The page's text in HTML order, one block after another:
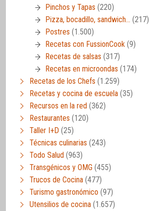
Pinchos y Tapas (220)
Pizza, bocadillo, sandwich… (217)
Postres (1.500)
Recetas con FussionCook (9)
Recetas de salsas (317)
Recetas en microondas (174)
Recetas de los Chefs (1.259)
Recetas y cocina de escuela (35)
Recursos en la red (362)
Restaurantes (120)
Taller I+D (25)
Técnicas culinarias (243)
Todo Salud (963)
Transgénicos y OMG (455)
Trucos de Cocina (477)
Turismo gastronómico (97)
Utensilios de cocina (1.657)